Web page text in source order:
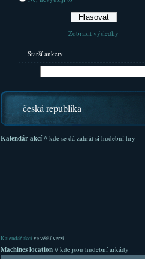
Zobrazit výsledky
Starší ankety
česká republika
Kalendář akcí// kde se dá zahrát si hudební hry
Kalendář akcíve větší verzi.
Machines location// kde jsou hudební arkády